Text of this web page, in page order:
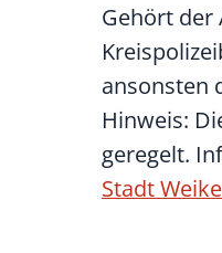
Gehört der
ansonsten
Hinweis:
geregelt.
Stadt